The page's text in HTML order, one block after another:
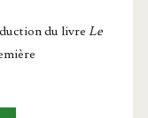
du livre Le